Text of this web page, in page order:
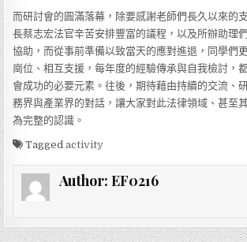
而研討會的圓滿落幕，除要感謝老師們長久以來的
長蔡志宏法官辛苦安排豐富的議程，以及所辦助理
協助，而從事前準備以致當天的應對進退，同學們
崗位、相互支援，每年度的經驗傳承與自我檢討，
會成功的必要元素。往後，期待藉由持續的交流、
務界與產業界的對話，讓大家對此法律領域、甚至
為完整的認識。
Taggedactivity
Author: EF0216